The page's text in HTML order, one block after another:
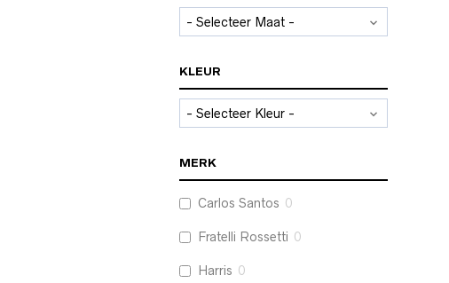
KLEUR
MERK
Carlos Santos 0
Fratelli Rossetti 0
Harris 0